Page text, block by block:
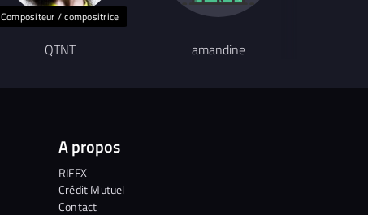
Compositeur / compositrice
QTNT amandine
A propos
RIFFX
Crédit Mutuel
Contact